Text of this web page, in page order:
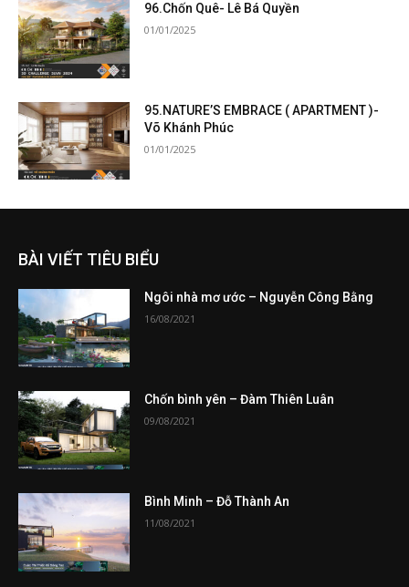
96.Chốn Quê- Lê Bá Quyền
01/01/2025
95.NATURE’S EMBRACE ( APARTMENT )-
Võ Khánh Phúc
01/01/2025
BÀI VIẾT TIÊU BIỂU
Ngôi nhà mơ ước – Nguyễn Công Bằng
16/08/2021
Chốn bình yên – Đàm Thiên Luân
09/08/2021
Bình Minh – Đỗ Thành An
11/08/2021